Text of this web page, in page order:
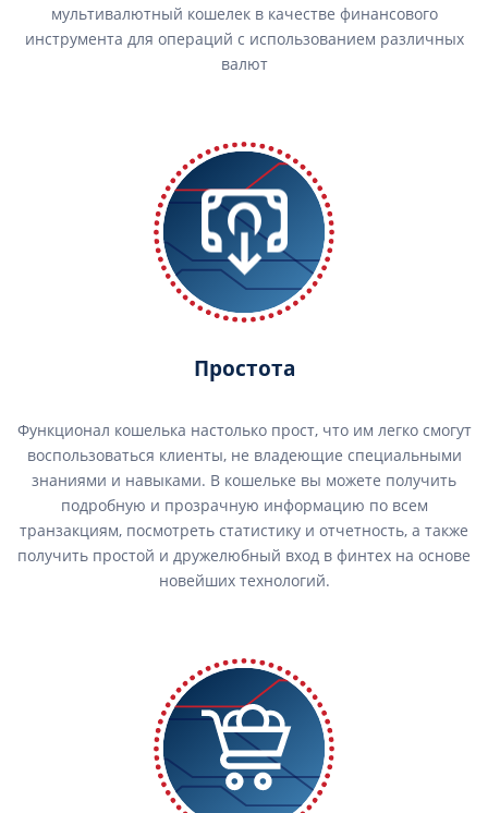
мультивалютный кошелек в качестве финансового
инструмента для операций с использованием различных
валют
Простота
Функционал кошелька настолько прост, что им легко смогут
воспользоваться клиенты, не владеющие специальными
знаниями и навыками. В кошельке вы можете получить
подробную и прозрачную информацию по всем
транзакциям, посмотреть статистику и отчетность, а также
получить простой и дружелюбный вход в финтех на основе
новейших технологий.